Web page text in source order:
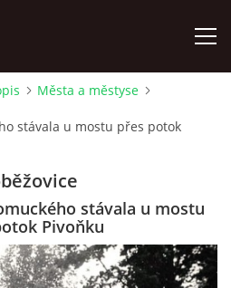
Města a městyse
stávala u mostu přes potok
stávala u mostu
Pivoňku